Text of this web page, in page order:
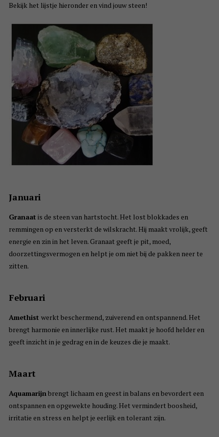
Bekijk het lijstje hieronder en vind jouw steen!
Januari
Granaat is de steen van hartstocht. Het lost blokkades en
remmingen op en versterkt de wilskracht. Hij maakt vrolijk, geeft
energie en zin in het leven. Granaat geeft je pit, moed,
doorzettingsvermogen en helpt je om niet bij de pakken neer te
zitten.
Februari
Amethist werkt beschermend, zuiverend en ontspannend. Het
brengt harmonie en innerlijke rust. Het maakt je hoofd helder en
geeft inzicht in je gedrag en in de keuzes die je maakt.
Maart
Aquamarijnbrengt lichaam en geest in balans en bevordert een
ontspannen en opgewekte houding. Het vermindert boosheid,
irritatie en stress en helpt je eerlijk en tolerant zijn.